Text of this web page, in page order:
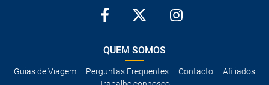
QUEM SOMOS
Guias de Viagem Perguntas Frequentes Contacto
Afiliados